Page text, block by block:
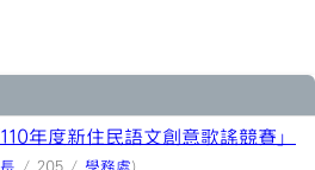
年度新住民語文創意歌謠競賽」
/ 205 / 學務處)